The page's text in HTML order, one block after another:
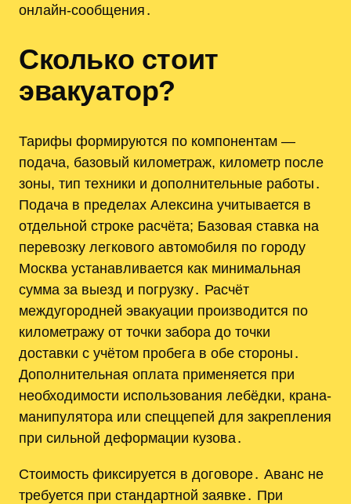
онлайн-сообщения․
Сколько стоит
эвакуатор?
Тарифы формируются по компонентам —
подача, базовый километраж, километр после
зоны, тип техники и дополнительные работы․
Подача в пределах Алексина учитывается в
отдельной строке расчёта; Базовая ставка на
перевозку легкового автомобиля по городу
Москва устанавливается как минимальная
сумма за выезд и погрузку․ Расчёт
междугородней эвакуации производится по
километражу от точки забора до точки
доставки с учётом пробега в обе стороны․
Дополнительная оплата применяется при
необходимости использования лебёдки, крана-
манипулятора или спеццепей для закрепления
при сильной деформации кузова․
Стоимость фиксируется в договоре․ Аванс не
требуется при стандартной заявке․ При